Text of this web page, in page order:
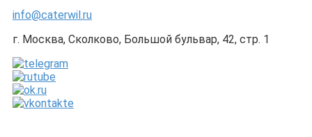
info@caterwil.ru
г. Москва, Сколково, Большой бульвар, 42, стр. 1